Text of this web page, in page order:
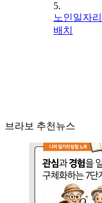
5.
노인일자
배치
브라보 추천뉴스